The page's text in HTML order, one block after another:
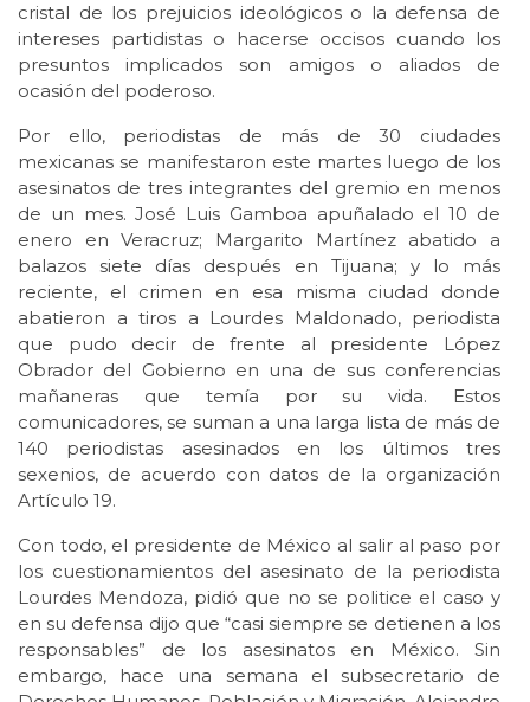
cristal de los prejuicios ideológicos o la defensa de
intereses partidistas o hacerse occisos cuando los
presuntos implicados son amigos o aliados de
ocasión del poderoso.
Por ello, periodistas de más de 30 ciudades
mexicanas se manifestaron este martes luego de los
asesinatos de tres integrantes del gremio en menos
de un mes. José Luis Gamboa apuñalado el 10 de
enero en Veracruz; Margarito Martínez abatido a
balazos siete días después en Tijuana; y lo más
reciente, el crimen en esa misma ciudad donde
abatieron a tiros a Lourdes Maldonado, periodista
que pudo decir de frente al presidente López
Obrador del Gobierno en una de sus conferencias
mañaneras que temía por su vida. Estos
comunicadores, se suman a una larga lista de más de
140 periodistas asesinados en los últimos tres
sexenios, de acuerdo con datos de la organización
Artículo 19.
Con todo, el presidente de México al salir al paso por
los cuestionamientos del asesinato de la periodista
Lourdes Mendoza, pidió que no se politice el caso y
en su defensa dijo que “casi siempre se detienen a los
responsables” de los asesinatos en México. Sin
embargo, hace una semana el subsecretario de